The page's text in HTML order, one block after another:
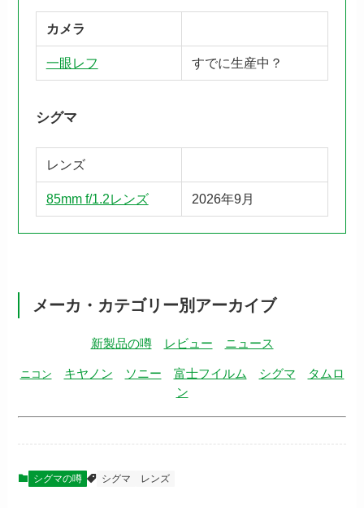
カメラ
一眼レフ すでに生産中？
シグマ
レンズ
85mm f/1.2レンズ 2026年9月
メーカ・カテゴリー別アーカイブ
新製品の噂 レビュー ニュース
ニコン キヤノン ソニー 富士フイルム シグマ
タムロ
ン
シグマの噂 シグマ レンズ